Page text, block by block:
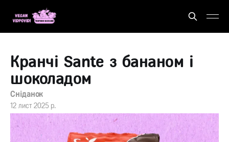
Кранчі Sante з бананом і
шоколадом
Сніданок
12 лист 2025 р.